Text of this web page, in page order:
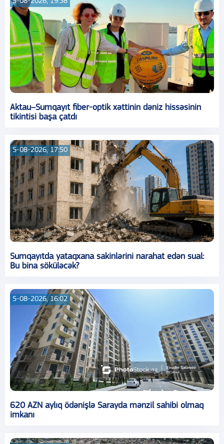
Aktau–Sumqayıt fiber-optik xəttinin dəniz hissəsinin
tikintisi başa çatdı
5-08-2026, 17:50
Sumqayıtda yataqxana sakinlərini narahat edən sual:
Bu bina söküləcək?
5-08-2026, 16:02
620 AZN aylıq ödənişlə Sarayda mənzil sahibi olmaq
imkanı